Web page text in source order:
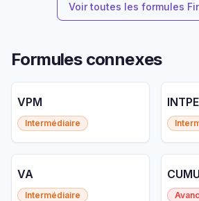
Voir toutes les formules
Formules connexes
VPM
Intermédiaire
VA
Intermédiaire